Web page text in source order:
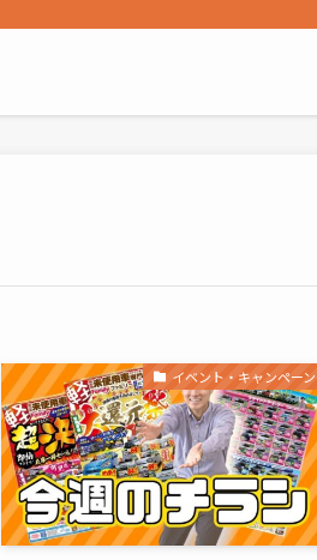
イベント・キャンペーン